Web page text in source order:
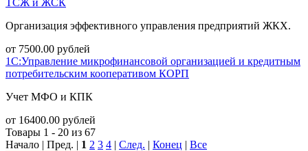
Организация эффективного управления предприятий ЖКХ.
от 7500.00 рублей
1С:Управление микрофинансовой организацией и кредитным
потребительским кооперативом КОРП
Учет МФО и КПК
от 16400.00 рублей
Товары 1 - 20 из 67
Начало | Пред. | 1 2 3 4 | След. | Конец | Все